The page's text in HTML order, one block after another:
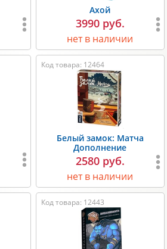
Ахой
3990 руб.
нет в наличии
Код товара: 12464
Белый замок: Матча
Дополнение
2580 руб.
нет в наличии
Код товара: 12443